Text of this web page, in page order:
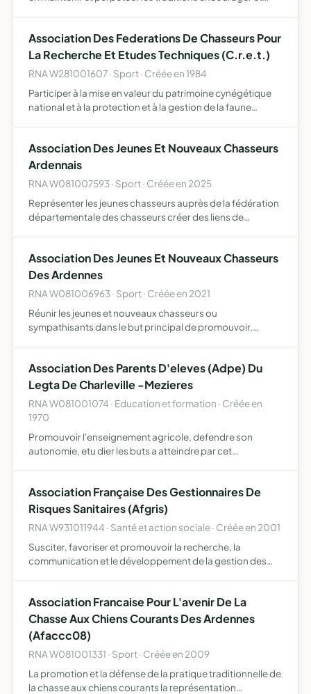
Association Des Federations De Chasseurs Pour
La Recherche Et Etudes Techniques (C.r.e.t.)
RNA W281001607 · Sport · Créée en 1984
Participer à la mise en valeur du patrimoine cynégétique
national et à la protection et à la gestion de la faune
Association Des Jeunes Et Nouveaux Chasseurs
Ardennais
RNA W081007593 · Sport · Créée en 2025
Représenter les jeunes chasseurs auprès de la fédération
départementale des chasseurs créer des liens de
des …
Association Des Jeunes Et Nouveaux Chasseurs
Des Ardennes
RNA W081006963 · Sport · Créée en 2021
Réunir les jeunes et nouveaux chasseurs ou
sympathisants dans le but principal de promouvoir,
association oeuv…
Association Des Parents D'eleves (Adpe) Du
Legta De Charleville -Mezieres
RNA W081001074 · Education et formation · Créée en
1970
Promouvoir l'enseignement agricole, defendre son
autonomie, etu dier les buts a atteindre par cet
interessant les eleves et le…
Association Française Des Gestionnaires De
Risques Sanitaires (Afgris)
RNA W931011944 · Santé et action sociale · Créée en 2001
Susciter, favoriser et promouvoir la recherche, la
communication et le développement de la gestion des
conférence, de voy…
Association Francaise Pour L'avenir De La
Chasse Aux Chiens Courants Des Ardennes
(Afaccc08)
RNA W081001331 · Sport · Créée en 2009
La promotion et la défense de la pratique traditionnelle de
la chasse aux chiens courants la représentation